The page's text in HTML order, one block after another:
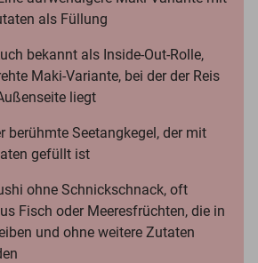
als Füllung
bekannt als Inside-Out-Rolle,
Maki-Variante, bei der der Reis
liegt
berühmte Seetangkegel, der mit
gefüllt ist
ohne Schnickschnack, oft
Fisch oder Meeresfrüchten, die in
und ohne weitere Zutaten